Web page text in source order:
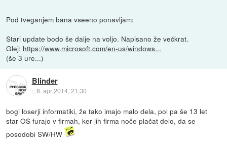
Pod tveganjem bana vseeno ponavljam:
Stari update bodo še dalje na voljo. Napisano že večkrat.
Glej: https://www.microsoft.com/en-us/windows...
(še 3 ure...)
Blinder
::8. apr 2014, 21:30
bogi loserji informatiki, že tako imajo malo dela, pol pa še 13 let
star OS furajo v firmah, ker jih firma noče plačat delo, da se
posodobi SW/HW